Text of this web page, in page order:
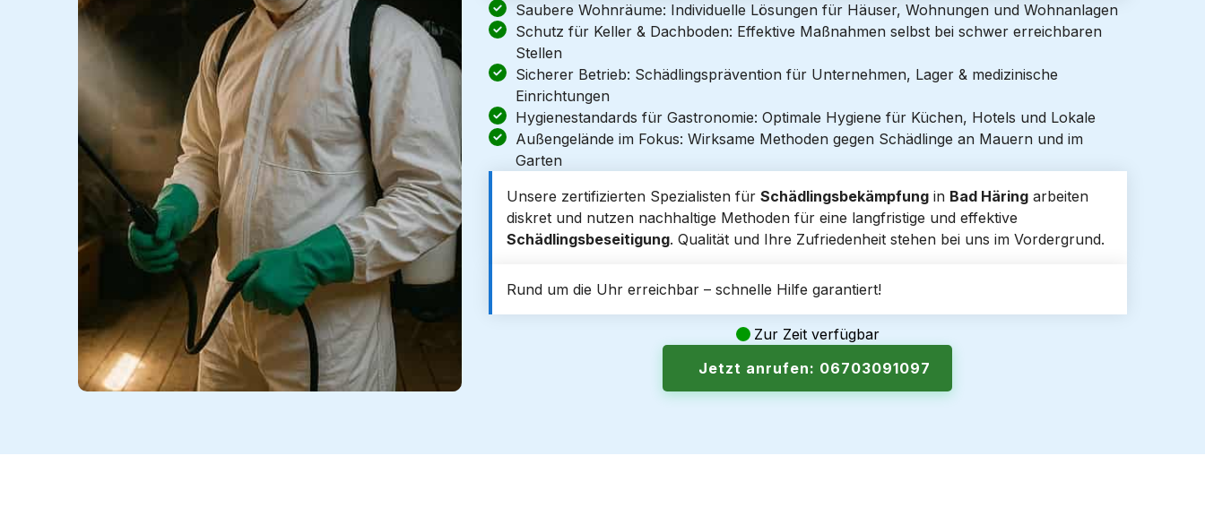
Saubere Wohnräume: Individuelle Lösungen für Häuser, Wohnungen und Wohnanlagen
Schutz für Keller & Dachboden: Effektive Maßnahmen selbst bei schwer erreichbaren
Stellen
Sicherer Betrieb: Schädlingsprävention für Unternehmen, Lager & medizinische
Einrichtungen
Hygienestandards für Gastronomie: Optimale Hygiene für Küchen, Hotels und Lokale
Außengelände im Fokus: Wirksame Methoden gegen Schädlinge an Mauern und im
Garten
Unsere zertifizierten Spezialisten für Schädlingsbekämpfungin Bad Häringarbeiten
diskret und nutzen nachhaltige Methoden für eine langfristige und effektive
Schädlingsbeseitigung. Qualität und Ihre Zufriedenheit stehen bei uns im Vordergrund.
Rund um die Uhr erreichbar – schnelle Hilfe garantiert!
Zur Zeit verfügbar
Jetzt anrufen: 06703091097